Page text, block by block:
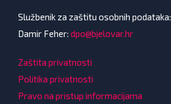
Službenik za zaštitu osobnih podataka:
Damir Feher: dpo@bjelovar.hr
Zaštita privatnosti
Politika privatnosti
Pravo na pristup informacijama